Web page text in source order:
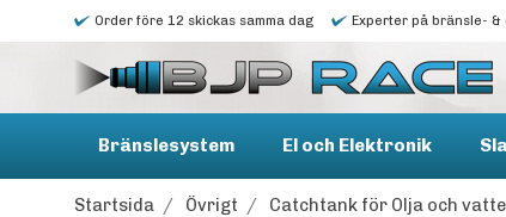
Order före 12 skickas samma dag Experter på bränsle- &
Bränslesystem El och Elektronik
Startsida / Övrigt / Catchtank för Olja och